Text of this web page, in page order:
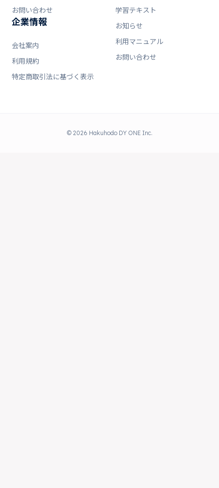
お問い合わせ
企業情報
会社案内
利用規約
特定商取引法に基づく表示
学習テキスト
お知らせ
利用マニュアル
お問い合わせ
© 2026 Hakuhodo DY ONE Inc.